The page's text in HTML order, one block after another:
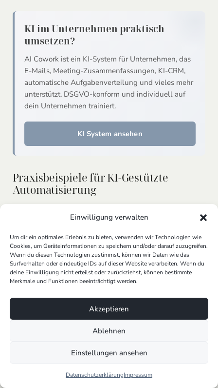
Einwilligung verwalten
Um dir ein optimales Erlebnis zu bieten, verwenden wir Technologien wie
Cookies, um Geräteinformationen zu speichern und/oder darauf zuzugreifen.
Wenn du diesen Technologien zustimmst, können wir Daten wie das
Surfverhalten oder eindeutige IDs auf dieser Website verarbeiten. Wenn du
deine Einwilligung nicht erteilst oder zurückziehst, können bestimmte
Merkmale und Funktionen beeinträchtigt werden.
Akzeptieren
Ablehnen
Einstellungen ansehen
DatenschutzerklärungImpressum
KI im Unternehmen praktisch
umsetzen?
AI Cowork ist ein KI-System für Unternehmen, das
E-Mails, Meeting-Zusammenfassungen, KI-CRM,
automatische Aufgabenverteilung und vieles mehr
unterstützt. DSGVO-konform und individuell auf
dein Unternehmen trainiert.
KI System ansehen
Praxisbeispiele für KI-Gestützte
Automatisierung
Im Kundenservice setzen Unternehmen zunehmend
auf KI-gestützte Chatbots und virtuelle Assistenten,
um Kundenanfragen effizient und präzis zu bearbeiten.
Unsere maßgeschneidertenConversational AI&
Chatbotsgehen weit über Standardlösungen hinaus.
Sie sind in der Lage, komplexe Anfragen in Echtzeit zu
verstehen und zu beantworten, indem sie
kontinuierlich aus Interaktionen lernen. Ein Beispiel
Voice AI Agent
Kontext einer Anfrage erfassen kann, um eine
bieten. Dies ermöglicht es Unternehmen, den